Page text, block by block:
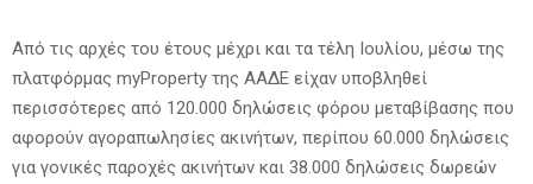
Από τις αρχές του έτους μέχρι και τα τέλη Ιουλίου, μέσω της
πλατφόρμας myProperty της ΑΑΔΕ είχαν υποβληθεί
περισσότερες από 120.000 δηλώσεις φόρου μεταβίβασης που
αφορούν αγοραπωλησίες ακινήτων, περίπου 60.000 δηλώσεις
για γονικές παροχές ακινήτων και 38.000 δηλώσεις δωρεών